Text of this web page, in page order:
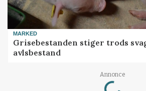
MARKED
Grisebestanden stiger trods
avlsbestand
Annonce
Loading...